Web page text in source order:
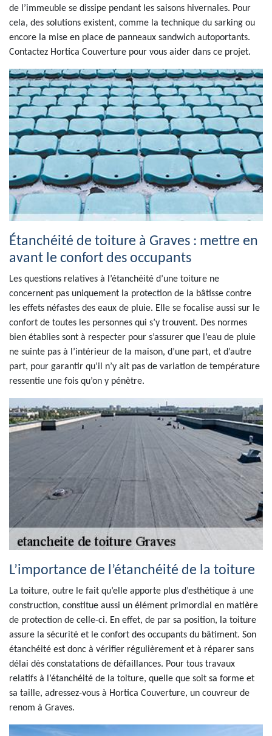
de l’immeuble se dissipe pendant les saisons hivernales. Pour
cela, des solutions existent, comme la technique du sarking ou
encore la mise en place de panneaux sandwich autoportants.
Contactez Hortica Couverture pour vous aider dans ce projet.
Étanchéité de toiture à Graves : mettre en
avant le confort des occupants
Les questions relatives à l’étanchéité d’une toiture ne
concernent pas uniquement la protection de la bâtisse contre
les effets néfastes des eaux de pluie. Elle se focalise aussi sur le
confort de toutes les personnes qui s’y trouvent. Des normes
bien établies sont à respecter pour s’assurer que l’eau de pluie
ne suinte pas à l’intérieur de la maison, d’une part, et d’autre
part, pour garantir qu’il n’y ait pas de variation de température
ressentie une fois qu’on y pénètre.
L’importance de l’étanchéité de la toiture
La toiture, outre le fait qu’elle apporte plus d’esthétique à une
construction, constitue aussi un élément primordial en matière
de protection de celle-ci. En effet, de par sa position, la toiture
assure la sécurité et le confort des occupants du bâtiment. Son
étanchéité est donc à vérifier régulièrement et à réparer sans
délai dès constatations de défaillances. Pour tous travaux
relatifs à l’étanchéité de la toiture, quelle que soit sa forme et
sa taille, adressez-vous à Hortica Couverture, un couvreur de
renom à Graves.